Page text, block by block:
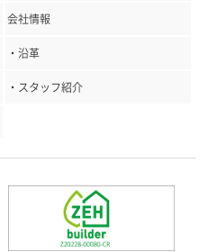
会社情報
・沿革
・スタッフ紹介